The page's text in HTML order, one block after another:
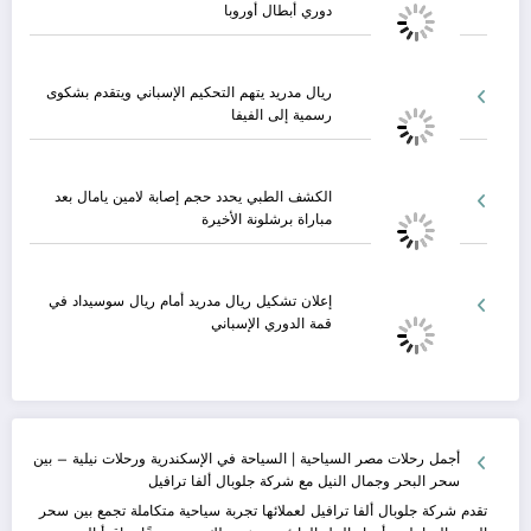
دوري أبطال أوروبا
ريال مدريد يتهم التحكيم الإسباني ويتقدم بشكوى
رسمية إلى الفيفا
الكشف الطبي يحدد حجم إصابة لامين يامال بعد
مباراة برشلونة الأخيرة
إعلان تشكيل ريال مدريد أمام ريال سوسيداد في
قمة الدوري الإسباني
أجمل رحلات مصر السياحية | السياحة في الإسكندرية ورحلات نيلية – بين
سحر البحر وجمال النيل مع شركة جلوبال ألفا ترافيل
تقدم شركة جلوبال ألفا ترافيل لعملائها تجربة سياحية متكاملة تجمع بين سحر